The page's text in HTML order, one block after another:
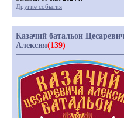
Другие события
Казачий батальон
Алексия(139)